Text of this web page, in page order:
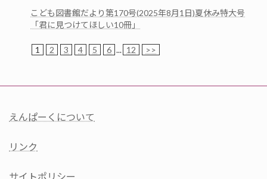
こども図書館だより第170号(2025年8月1日)夏休み特大号
「君に見つけてほしい10冊」
1 2 3 4 5 6 ... 12 >>
えんぱーくについて
リンク
サイトポリシー